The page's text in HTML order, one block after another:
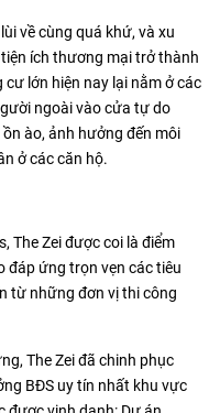
về cùng quá khứ, và xu
ích thương mại trở thành
lớn hiện nay lại nằm ở các
ngoài vào cửa tự do
ào, ảnh hưởng đến môi
ở các căn hộ.
The Zei được coi là điểm
đáp ứng trọn vẹn các tiêu
từ những đơn vị thi công
The Zei đã chinh phục
BĐS uy tín nhất khu vực